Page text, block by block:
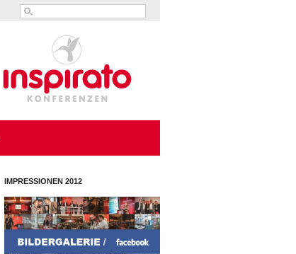
IMPRESSIONEN 2012